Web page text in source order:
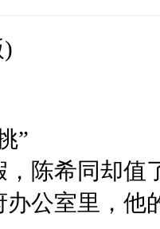
”
，陈希同却
办公室里，他